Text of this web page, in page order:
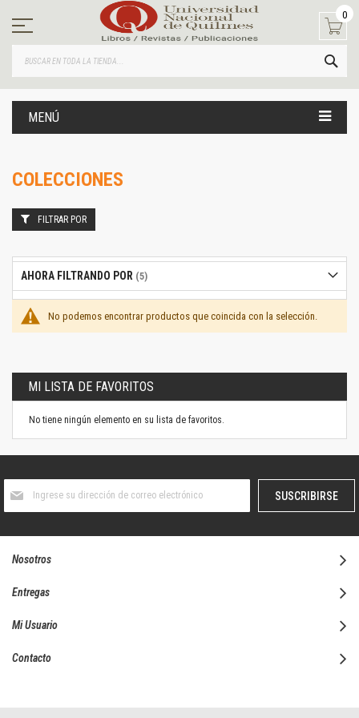
contenido
0
MENÚ
COLECCIONES
No podemos encontrar productos que coincida con la selección.
FILTRAR POR
AHORA FILTRANDO POR
MI LISTA DE FAVORITOS
No tiene ningún elemento en su lista de favoritos.
boletín
SUSCRIBIRSE
Nosotros
Entregas
Mi Usuario
Contacto